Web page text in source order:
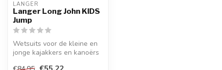
LANGER
Langer Long John KIDS
Jump
Wetsuits voor de kleine en
jonge kajakkers en kanoërs